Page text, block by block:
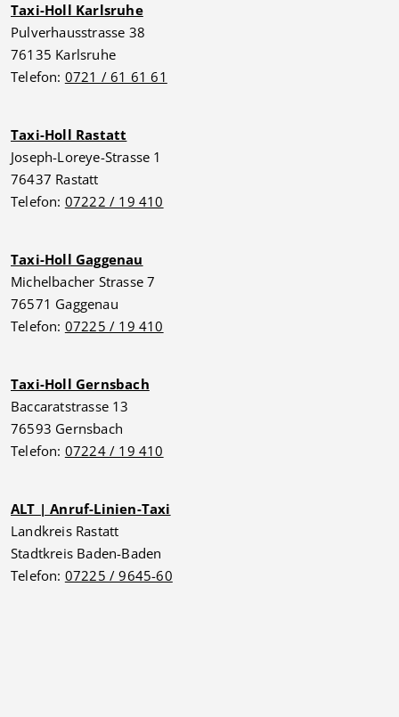
Taxi-Holl Karlsruhe
Pulverhausstrasse 38
76135 Karlsruhe
Telefon: 0721 / 61 61 61
Taxi-Holl Rastatt
Joseph-Loreye-Strasse 1
76437 Rastatt
Telefon: 07222 / 19 410
Taxi-Holl Gaggenau
Michelbacher Strasse 7
76571 Gaggenau
Telefon: 07225 / 19 410
Taxi-Holl Gernsbach
Baccaratstrasse 13
76593 Gernsbach
Telefon: 07224 / 19 410
ALT | Anruf-Linien-Taxi
Landkreis Rastatt
Stadtkreis Baden-Baden
Telefon: 07225 / 9645-60